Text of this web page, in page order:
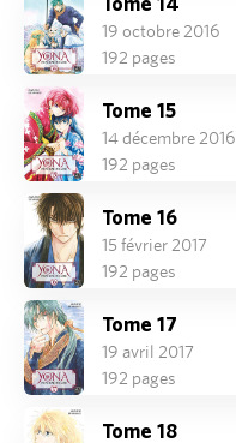
19 octobre 2016
192 pages
Tome 15
14 décembre 2016
192 pages
Tome 16
15 février 2017
192 pages
Tome 17
19 avril 2017
192 pages
Tome 18